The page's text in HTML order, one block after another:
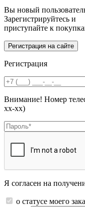
Вы новый
Зарегистрируйтесь и
приступайте к
Регистрация
Внимание! Номер
хх-хх)
Я согласен на
о статусе моего